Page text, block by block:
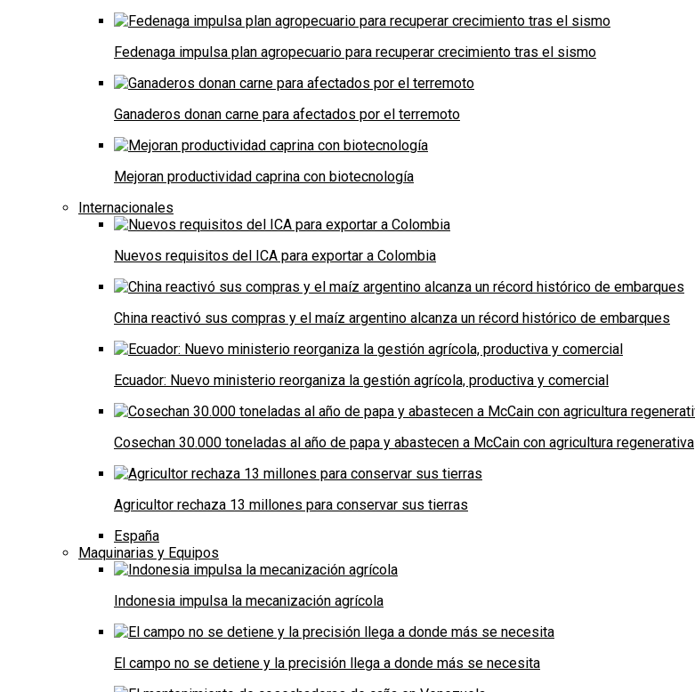
Fedenaga impulsa plan agropecuario para recuperar crecimiento tras el sismo
Ganaderos donan carne para afectados por el terremoto
Mejoran productividad caprina con biotecnología
Internacionales
Nuevos requisitos del ICA para exportar a Colombia
China reactivó sus compras y el maíz argentino alcanza un récord histórico de embarques
Ecuador: Nuevo ministerio reorganiza la gestión agrícola, productiva y comercial
Cosechan 30.000 toneladas al año de papa y abastecen a McCain con agricultura regenerativa
Agricultor rechaza 13 millones para conservar sus tierras
España
Maquinarias y Equipos
Indonesia impulsa la mecanización agrícola
El campo no se detiene y la precisión llega a donde más se necesita